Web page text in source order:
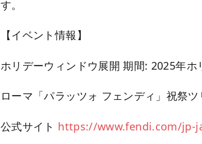
す。
【イベント情報】
ホリデーウィンドウ展開 期間: 2025年ホ
ローマ「パラッツォ フェンディ」祝祭
公式サイト https://www.fendi.com/jp-